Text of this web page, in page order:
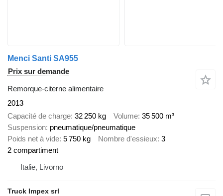
Menci Santi SA955
Prix sur demande
Remorque-citerne alimentaire
2013
Capacité de charge 32 250 kg Volume 35 500 m³
Suspension pneumatique/pneumatique
Poids net à vide 5 750 kg Nombre d'essieux 3
2 compartiment
Italie, Livorno
Truck Impex srl